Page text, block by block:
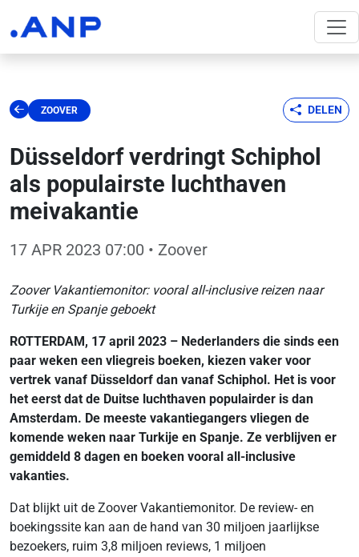
ZOOVER DELEN
Düsseldorf verdringt Schiphol
als populairste luchthaven
meivakantie
17 APR 2023 07:00 • Zoover
Zoover Vakantiemonitor: vooral all-inclusive reizen naar
Turkije en Spanje geboekt
ROTTERDAM, 17 april 2023 – Nederlanders die sinds een
paar weken een vliegreis boeken, kiezen vaker voor
vertrek vanaf Düsseldorf dan vanaf Schiphol. Het is voor
het eerst dat de Duitse luchthaven populairder is dan
Amsterdam. De meeste vakantiegangers vliegen de
komende weken naar Turkije en Spanje. Ze verblijven er
gemiddeld 8 dagen en boeken vooral all-inclusive
vakanties.
Dat blijkt uit de Zoover Vakantiemonitor. De review- en
boekingssite kan aan de hand van 30 miljoen jaarlijkse
bezoekers, ruim 3,8 miljoen reviews, 1 miljoen